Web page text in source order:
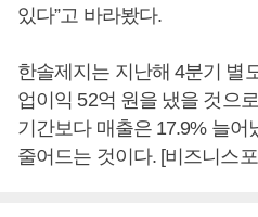
있다”고 바라봤다.
한솔제지는 지난해 4분기 별
업이익 52억 원을 냈을 것으
기간보다 매출은 17.9% 늘어
줄어드는 것이다. [비즈니스